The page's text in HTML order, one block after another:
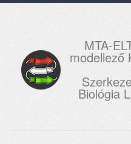
MTA-
modellező
Biológia